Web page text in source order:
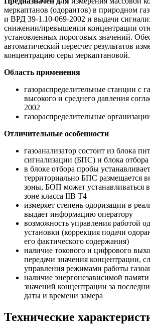
меркаптанов (одорантов) в природном
и ВРД 39-1.10-069-2002 и выдачи
снижении/превышении концентрации
установленных пороговых значений.
автоматический пересчет результатов
концентрацию серы меркаптановой.
Область применения
газораспределительные станции с
высокого и среднего давления
2002
газораспределительные
Отличительные особенности
газоанализатор состоит из блока
сигнализации (БПС) и блока
в блоке отбора пробы
территориально БПС размещается
зоны, БОП может устанавливаться
зоне класса IIВ Т4
измеряет степень одоризации в
выдает информацию оператору
возможность управления работой
установки (коррекция подачи
его фактического содержания)
наличие токового и цифрового
передачи значения концентрации,
управления режимами работы
наличие энергонезависимой
значений концентрации за
даты и времени замера
Технические